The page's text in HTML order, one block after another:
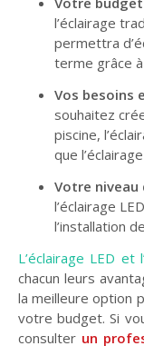
l’éclairage
permettra
terme grâce
Vos besoins
souhaitez
piscine,
que
Votre niveau
l’éclairage
l’installation
L’éclairage LED et
chacun leurs
la meilleure option
votre budget. Si
consulter un